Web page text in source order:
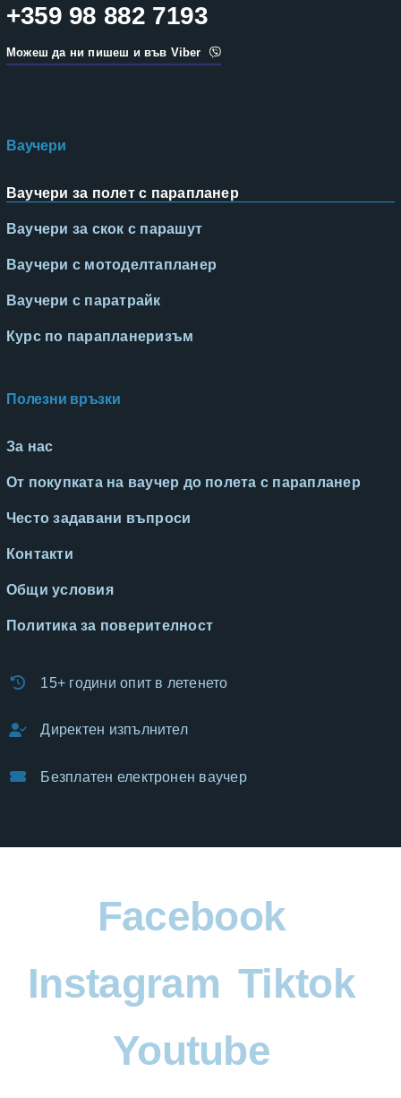
+359 98 882 7193
Можеш да ни пишеш и във Viber
Ваучери
Ваучери за полет с парапланер
Ваучери за скок с парашут
Ваучери с мотоделтапланер
Ваучери с паратрайк
Курс по парапланеризъм
Полезни връзки
За нас
От покупката на ваучер до полета с парапланер
Често задавани въпроси
Контакти
Общи условия
Политика за поверителност
15+ години опит в летенето
Директен изпълнител
Безплатен електронен ваучер
Facebook
Instagram Tiktok
Youtube